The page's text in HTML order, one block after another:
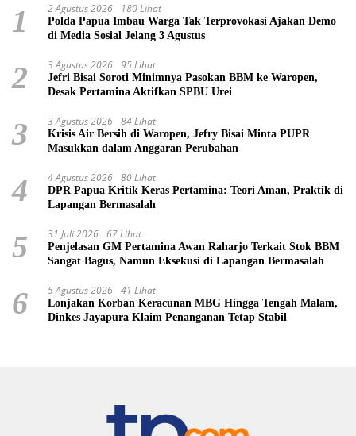
1 2 Agustus 2026 180 Lihat
Polda Papua Imbau Warga Tak Terprovokasi Ajakan Demo
di Media Sosial Jelang 3 Agustus
2 3 Agustus 2026 95 Lihat
Jefri Bisai Soroti Minimnya Pasokan BBM ke Waropen,
Desak Pertamina Aktifkan SPBU Urei
3 3 Agustus 2026 84 Lihat
Krisis Air Bersih di Waropen, Jefry Bisai Minta PUPR
Masukkan dalam Anggaran Perubahan
4 4 Agustus 2026 80 Lihat
DPR Papua Kritik Keras Pertamina: Teori Aman, Praktik di
Lapangan Bermasalah
5 31 Juli 2026 67 Lihat
Penjelasan GM Pertamina Awan Raharjo Terkait Stok BBM
Sangat Bagus, Namun Eksekusi di Lapangan Bermasalah
6 5 Agustus 2026 41 Lihat
Lonjakan Korban Keracunan MBG Hingga Tengah Malam,
Dinkes Jayapura Klaim Penanganan Tetap Stabil